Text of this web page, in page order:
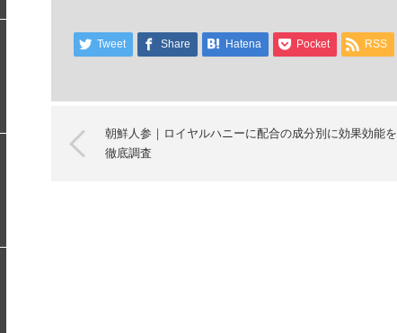
Tweet Share Hatena Pocket RSS
朝鮮人参｜ロイヤルハニーに配合の成分別に効果効能を
徹底調査